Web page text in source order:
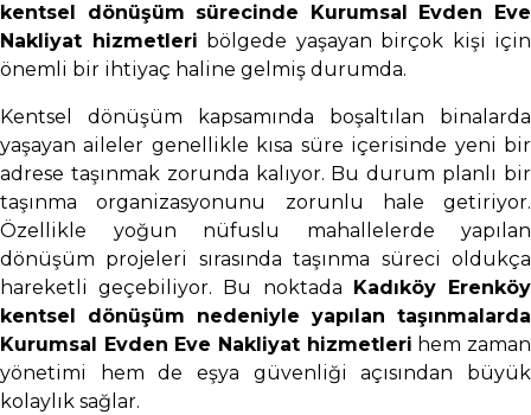
kentsel dönüşüm sürecinde Kurumsal Evden Eve
Nakliyat hizmetleri bölgede yaşayan birçok kişi için
önemli bir ihtiyaç haline gelmiş durumda.
Kentsel dönüşüm kapsamında boşaltılan binalarda
yaşayan aileler genellikle kısa süre içerisinde yeni bir
adrese taşınmak zorunda kalıyor. Bu durum planlı bir
taşınma organizasyonunu zorunlu hale getiriyor.
Özellikle yoğun nüfuslu mahallelerde yapılan
dönüşüm projeleri sırasında taşınma süreci oldukça
hareketli geçebiliyor. Bu noktada
Kadıköy Erenköy
kentsel dönüşüm nedeniyle yapılan taşınmalarda
Kurumsal Evden Eve Nakliyat hizmetleri hem zaman
yönetimi hem de eşya güvenliği açısından büyük
kolaylık sağlar.